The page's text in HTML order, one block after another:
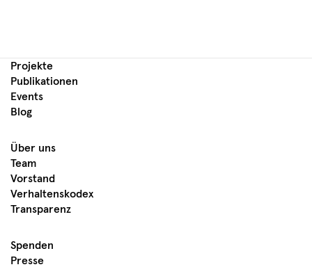
Projekte
Publikationen
Events
Blog
Über uns
Team
Vorstand
Verhaltenskodex
Transparenz
Spenden
Presse